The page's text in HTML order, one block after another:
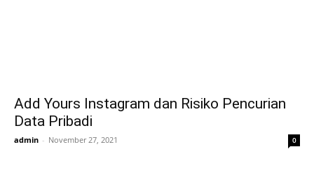
Add Yours Instagram dan Risiko Pencurian
Data Pribadi
admin - November 27, 2021 0